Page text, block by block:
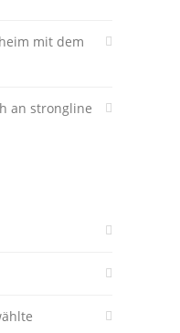
mit dem
an strongline